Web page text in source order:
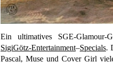
Ein ultimatives SGE-
SigiGötz-Entertainment–Specials.
Pascal, Muse und Cover Girl